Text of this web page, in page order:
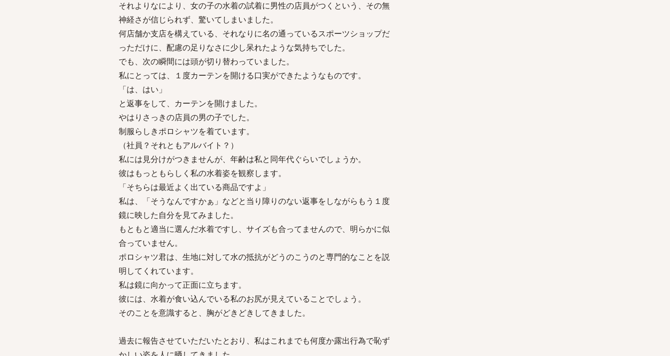
それよりなにより、女の子の水着の試着に男性の店員がつくという、その無
神経さが信じられず、驚いてしまいました。
何店舗か支店を構えている、それなりに名の通っているスポーツショップだ
っただけに、配慮の足りなさに少し呆れたような気持ちでした。
でも、次の瞬間には頭が切り替わっていました。
私にとっては、１度カーテンを開ける口実ができたようなものです。
「は、はい」
と返事をして、カーテンを開けました。
やはりさっきの店員の男の子でした。
制服らしきポロシャツを着ています。
（社員？それともアルバイト？）
私には見分けがつきませんが、年齢は私と同年代ぐらいでしょうか。
彼はもっともらしく私の水着姿を観察します。
「そちらは最近よく出ている商品ですよ」
私は、「そうなんですかぁ」などと当り障りのない返事をしながらもう１度
鏡に映した自分を見てみました。
もともと適当に選んだ水着ですし、サイズも合ってませんので、明らかに似
合っていません。
ポロシャツ君は、生地に対して水の抵抗がどうのこうのと専門的なことを説
明してくれています。
私は鏡に向かって正面に立ちます。
彼には、水着が食い込んでいる私のお尻が見えていることでしょう。
そのことを意識すると、胸がどきどきしてきました。
過去に報告させていただいたとおり、私はこれまでも何度か露出行為で恥ず